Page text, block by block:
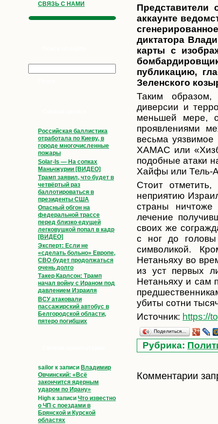
СВЯЗЬ С НАМИ
Российская баллистика
отработала по Киеву, в
городе многочисленные
пожары
Solar-Is — На сопках
Маньчжурии [ВИДЕО]
Трамп заявил, что будет в
четвёртый раз
баллотироваться в
президенты США
Опасный обгон на
федеральной трассе
перед близко едущей
легковушкой попал в кадр
[ВИДЕО]
Эксперт: Если не
«сделать больно» Европе,
СВО будет продолжаться
очень долго
Такер Карлсон: Трамп
начал войну с Ираном под
давлением Израиля
ВСУ атаковали
пассажирский автобус в
Белгородской области,
пятеро погибших
sailor к записи Владимир
Овчинский: «Всё
закончится ядерным
ударом по Ирану»
High к записи Что известно
о ЧП с поездами в
Брянской и Курской
областях
Представители
аккаунте
диктатора
карты с
публикацию,
Зеленского
Таким
диверсии и
меньшей мере,
проявлениями
весьма
ХАМАС или
подобные атаки
Хайфы или Тель-
Стоит
неприятию
страны
лечение
своих же
с ног до головы
символикой.
Нетаньяху во
из уст первых
Нетаньяху и сам
убиты сотни
Источник: https://
Поделиться…
Рубрика:
Комментарии